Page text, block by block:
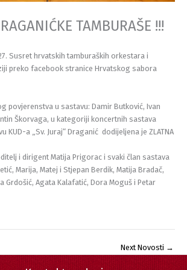
TAMBURAŠE !!!
Susret hrvatskih tamburaških orkestara i
preko facebook stranice Hrvatskog sabora
povjerenstva u sastavu: Damir Butković, Ivan
Škorvaga, u kategoriji koncertnih sastava
KUD-a „Sv. Juraj“ Draganić dodijeljena je ZLATNA
i dirigent Matija Prigorac i svaki član sastava
Marija, Matej i Stjepan Berdik, Matija Bradač,
Grdošić, Agata Kalafatić, Dora Moguš i Petar
Next Novosti →